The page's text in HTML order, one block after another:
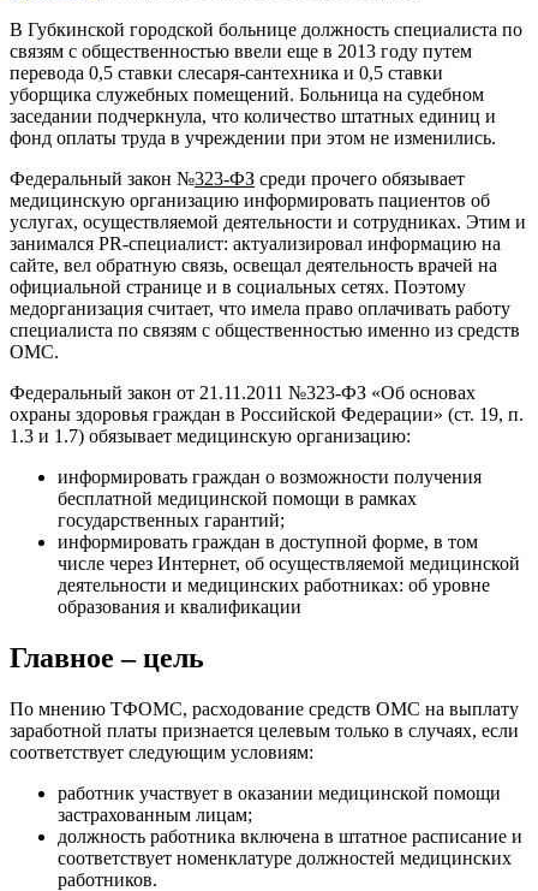
В Губкинской городской больнице должность специалиста по
связям с общественностью ввели еще в 2013 году путем
перевода 0,5 ставки слесаря-сантехника и 0,5 ставки
уборщика служебных помещений. Больница на судебном
заседании подчеркнула, что количество штатных единиц и
фонд оплаты труда в учреждении при этом не изменились.
Федеральный закон №323-ФЗ среди прочего обязывает
медицинскую организацию информировать пациентов об
услугах, осуществляемой деятельности и сотрудниках. Этим и
занимался PR-специалист: актуализировал информацию на
сайте, вел обратную связь, освещал деятельность врачей на
официальной странице и в социальных сетях. Поэтому
медорганизация считает, что имела право оплачивать работу
специалиста по связям с общественностью именно из средств
ОМС.
Федеральный закон от 21.11.2011 №323-ФЗ «Об основах
охраны здоровья граждан в Российской Федерации» (ст. 19, п.
1.3 и 1.7) обязывает медицинскую организацию:
информировать граждан о возможности получения
бесплатной медицинской помощи в рамках
государственных гарантий;
информировать граждан в доступной форме, в том
числе через Интернет, об осуществляемой медицинской
деятельности и медицинских работниках: об уровне
образования и квалификации
Главное – цель
По мнению ТФОМС, расходование средств ОМС на выплату
заработной платы признается целевым только в случаях, если
соответствует следующим условиям:
работник участвует в оказании медицинской помощи
застрахованным лицам;
должность работника включена в штатное расписание и
соответствует номенклатуре должностей медицинских
работников.